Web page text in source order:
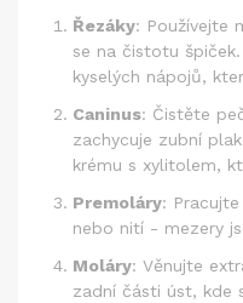
Řezáky: Používejte
se na čistotu
kyselých nápojů,
Caninus: Čistěte
zachycuje zubní
krému s xylitolem,
Premoláry:
nebo nití - mezery
Moláry: Věnujte
zadní části úst, kde